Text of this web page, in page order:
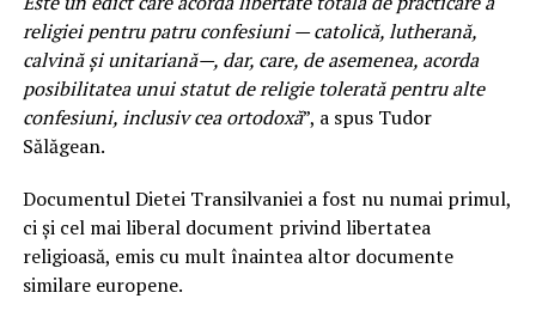
religiei pentru patru confesiuni — catolică, lutherană,
calvină și unitariană—, dar, care, de asemenea, acorda
posibilitatea unui statut de religie tolerată pentru alte
confesiuni, inclusiv cea ortodoxă”, a spus Tudor
Sălăgean.
Documentul Dietei Transilvaniei a fost nu numai primul,
ci și cel mai liberal document privind libertatea
religioasă, emis cu mult înaintea altor documente
similare europene.